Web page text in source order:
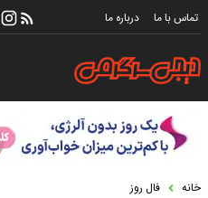
تماس با ما درباره ما
خانه فال روز